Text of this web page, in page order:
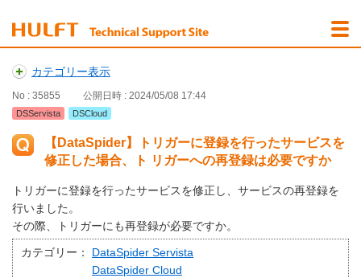
カテゴリー表示
No : 35855 公開日時 : 2024/05/08 17:44
DSServista DSCloud
【DataSpider】トリガーに登録を行ったサービスを
修正した場合、ト リガーへの再登録は必要ですか
トリガーに登録を行ったサービスを修正し、サービスの再登録を
行いました。
その際、トリガーにも再登録が必要ですか。
カテゴリー：
DataSpider Servista
DataSpider Cloud